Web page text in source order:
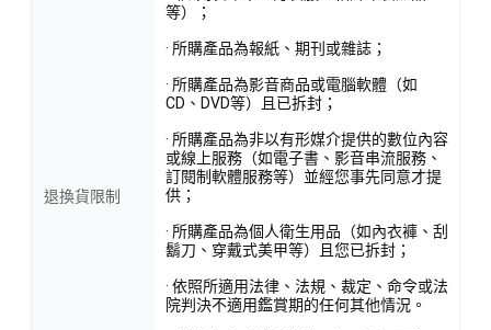
退換貨限制
等）；
· 所購產品為報紙、期刊或雜誌；
· 所購產品為影音商品或電腦軟體（如
CD、DVD等）且已拆封；
· 所購產品為非以有形媒介提供的數位內容
或線上服務（如電子書、影音串流服務、
訂閱制軟體服務等）並經您事先同意才提
供；
· 所購產品為個人衛生用品（如內衣褲、刮
鬍刀、穿戴式美甲等）且您已拆封；
· 依照所適用法律、法規、裁定、命令或法
院判決不適用鑑賞期的任何其他情況。